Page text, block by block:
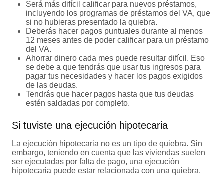
Será más difícil calificar para nuevos préstamos,
incluyendo los programas de préstamos del VA, que
si no hubieras presentado la quiebra.
Deberás hacer pagos puntuales durante al menos
12 meses antes de poder calificar para un préstamo
del VA.
Ahorrar dinero cada mes puede resultar difícil. Eso
se debe a que tendrás que usar tus ingresos para
pagar tus necesidades y hacer los pagos exigidos
de las deudas.
Tendrás que hacer pagos hasta que tus deudas
estén saldadas por completo.
Si tuviste una ejecución hipotecaria
La ejecución hipotecaria no es un tipo de quiebra. Sin
embargo, teniendo en cuenta que las viviendas suelen
ser ejecutadas por falta de pago, una ejecución
hipotecaria puede estar relacionada con una quiebra.